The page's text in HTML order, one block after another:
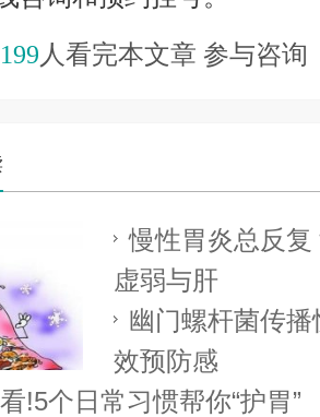
199 人看完本文章 参与咨询
慢性胃炎总反
虚弱与肝
幽门螺杆菌传
效预防感
!5个日常习惯帮你“护胃”